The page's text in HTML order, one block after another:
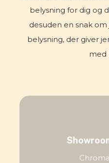
belysning for dig og
desuden en snak
belysning, der giver
med